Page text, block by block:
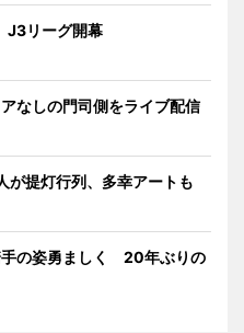
J3リーグ開幕
なしの門司側をライブ配信
提灯行列、多幸アートも
手の姿勇ましく 20年ぶりの